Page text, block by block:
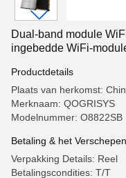
Dual-band module
ingebedde WiFi-
Productdetails
Plaats van herkomst:
Merknaam: QOGRISYS
Modelnummer: O8822SB
Betaling & het
Verpakking Details: Reel
Betalingscondities: T/T